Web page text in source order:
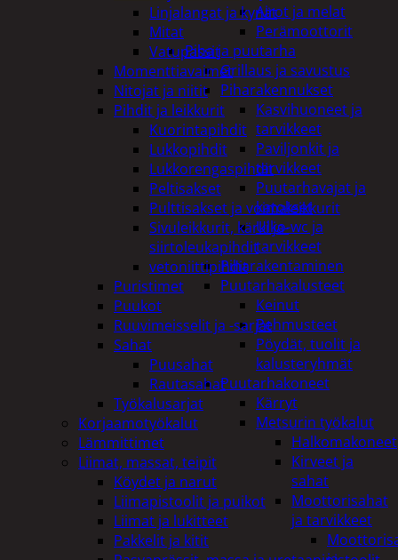
Airot ja melat
Perämoottorit
Piha ja puutarha
Grillaus ja savustus
Piharakennukset
Kasvihuoneet ja
tarvikkeet
Paviljonkit ja
tarvikkeet
Puutarhavajat ja
katokset
Ulko-wc ja
tarvikkeet
Piharakentaminen
Puutarhakalusteet
Keinut
Pehmusteet
Pöydät, tuolit ja
kalusteryhmät
Puutarhakoneet
Kärryt
Metsurin työkalut
Halkomakoneet
Kirveet ja
sahat
Moottorisahat
ja tarvikkeet
Linjalangat ja kynät
Mitat
Vatupassit
Momenttiavaimet
Nitojat ja niitit
Pihdit ja leikkurit
Kuorintapihdit
Lukkopihdit
Lukkorengaspihdit
Peltisakset
Pulttisakset ja voimaleikkurit
Sivuleikkurit, kärki ja-
siirtoleukapihdit
vetoniittipihdit
Puristimet
Puukot
Ruuvimeisselit ja -sarjat
Sahat
Puusahat
Rautasahat
Työkalusarjat
Korjaamotyökalut
Lämmittimet
Liimat, massat, teipit
Köydet ja narut
Liimapistoolit ja puikot
Liimat ja lukitteet
Pakkelit ja kitit